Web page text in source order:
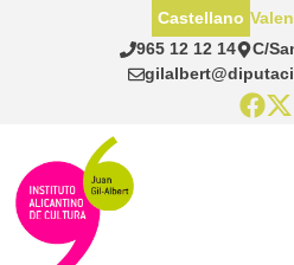
965 12 12 14
C/
Castellano